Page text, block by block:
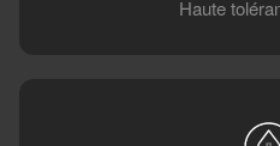
Haute